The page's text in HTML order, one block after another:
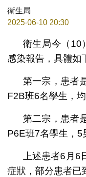
衛生局
2025-06-10 20:30
衛生局今（10
感染報告，具體如
第一宗，患者
F2B班6名學生，均
第二宗，患者
P6E班7名學生，5
上述患者6月
症狀，部分患者已